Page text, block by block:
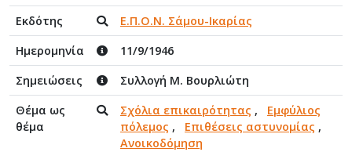
Εκδότης
Ε.Π.Ο.Ν. Σάμου-Ικαρίας
Ημερομηνία
11/9/1946
Σημειώσεις
Συλλογή Μ. Βουρλιώτη
Θέμα ως
θέμα
Σχόλια επικαιρότητας , Εμφύλιος
πόλεμος , Επιθέσεις αστυνομίας ,
Ανοικοδόμηση